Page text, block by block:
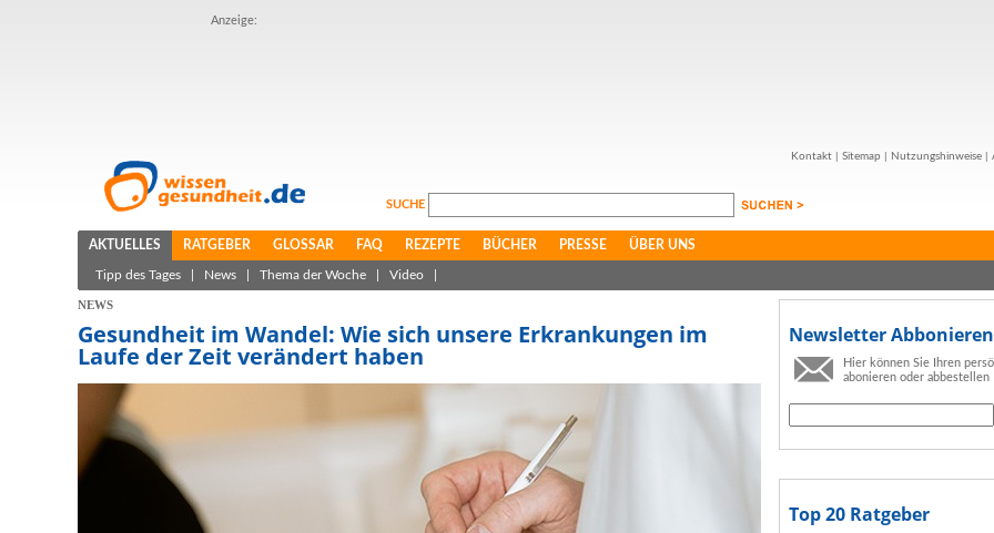
Anzeige:
Kontakt Sitemap Nutzungshinweise
SUCHE
AKTUELLES RATGEBER GLOSSAR FAQ REZEPTE BÜCHER PRESSE ÜBER UNS
Tipp des Tages News Thema der Woche Video
NEWS
Gesundheit im Wandel: Wie sich unsere Erkrankungen im
Laufe der Zeit verändert haben
Newsletter Abbonieren
Hier können Sie Ihren
abonieren oder abbestellen
Top 20 Ratgeber